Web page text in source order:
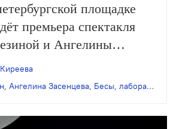
площадке
премьера спектакля
и Ангелины
Натальи Березиной»
Достоевского
, Ангелина Засенцева, Бесы, лаборатория